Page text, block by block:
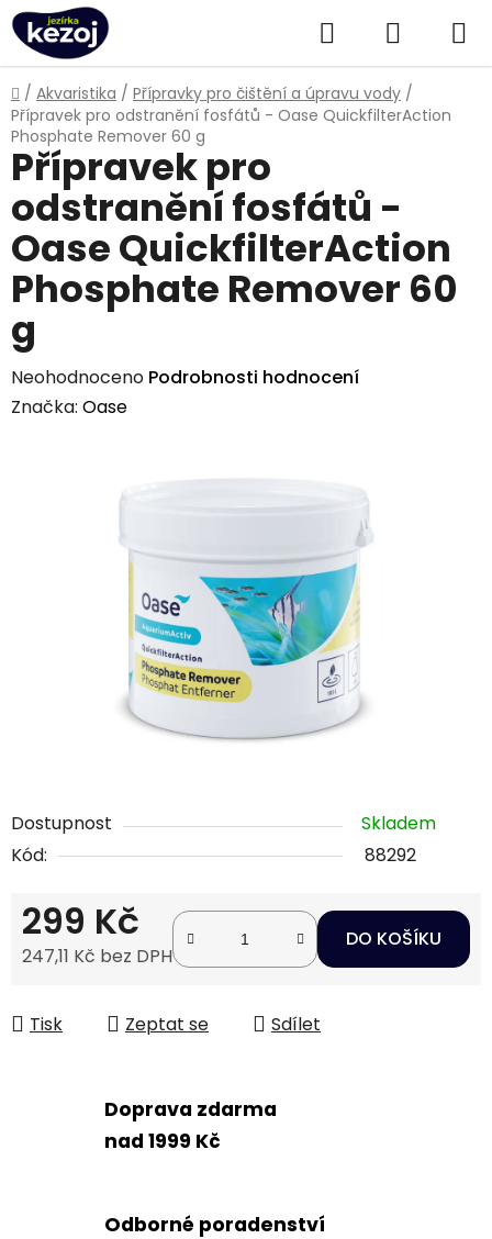
Přejít
na
obsah
Hledat
KOŠÍK
Domů
/ Akvaristika / Přípravky pro čištění a úpravu vody /
Přípravek pro odstranění fosfátů - Oase QuickfilterAction
Phosphate Remover 60 g
Dostupnost
Skladem
Kód:
88292
299 Kč
247,11 Kč bez DPH
DO KOŠÍKU
Tisk Zeptat se Sdílet
Přípravek pro
odstranění fosfátů -
Oase QuickfilterAction
Phosphate Remover 60
g
Průměrné
hodnocení
Neohodnoceno Podrobnosti hodnocení
Značka: Oase
Doprava zdarma
nad 1999 Kč
Odborné poradenství